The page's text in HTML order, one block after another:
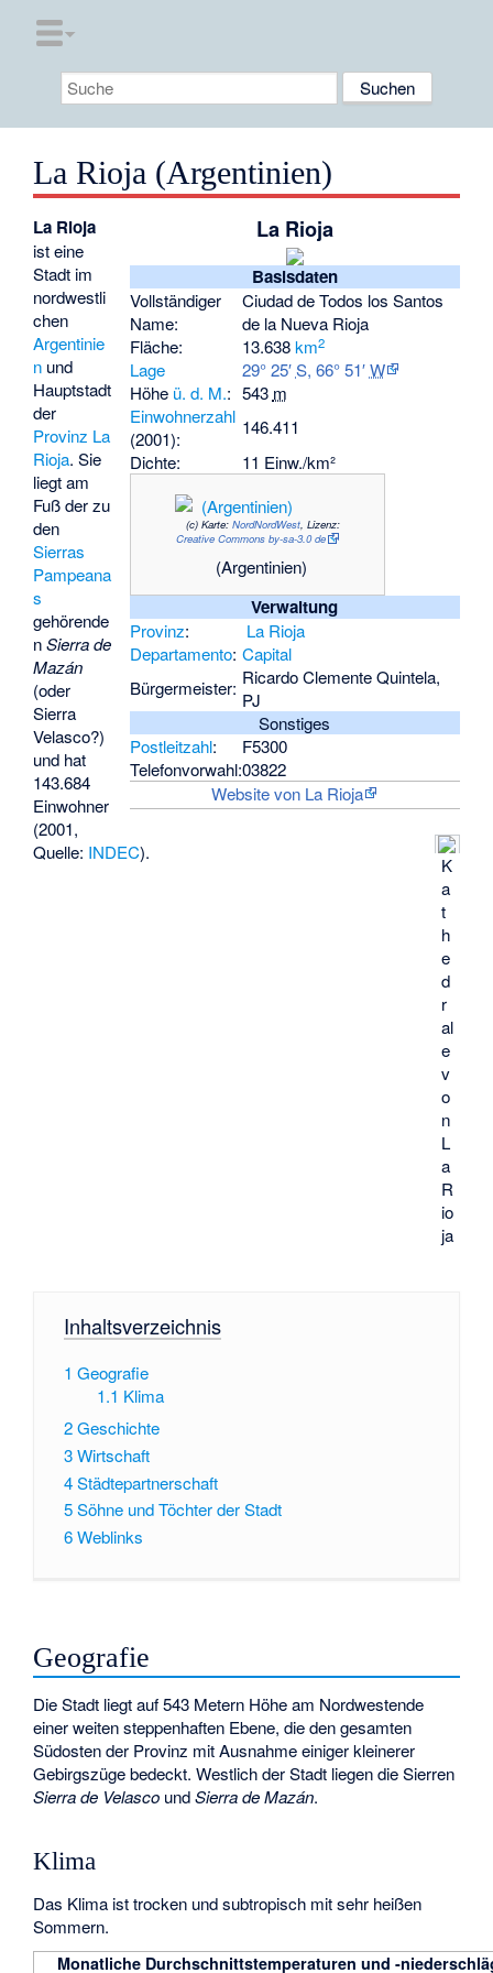
La Rioja (Argentinien)
La Rioja
Basisdaten
Vollständiger
Name:
Ciudad de Todos los Santos
de la Nueva Rioja
Fläche:
13.638km2
Lage 29° 25′S, 66° 51′W
Höhe ü. d. M.: 543 m
Einwohnerzahl
(2001):
146.411
Dichte:
11 Einw./km²
(c) Karte: NordNordWest, Lizenz:
Creative Commons by-sa-3.0 de
(Argentinien)
Verwaltung
Provinz:
La Rioja
Departamento: Capital
Bürgermeister: Ricardo Clemente Quintela,
PJ
Sonstiges
Postleitzahl:
F5300
Telefonvorwahl:03822
Website von La Rioja
K
a
t
h
e
d
r
al
e
v
o
n
L
a
R
io
ja
La Rioja
ist eine
Stadt im
nordwestli
chen
Argentinie
n und
Hauptstadt
der
Provinz La
Rioja. Sie
liegt am
Fuß der zu
den
Sierras
Pampeana
s
gehörende
nSierra de
Mazán
(oder
Sierra
Velasco?)
und hat
143.684
Einwohner
(2001,
Quelle: INDEC).
Inhaltsverzeichnis
1 Geografie
1.1 Klima
2Geschichte
3Wirtschaft
4Städtepartnerschaft
5Söhne und Töchter der Stadt
6Weblinks
Geografie
Die Stadt liegt auf 543 Metern Höhe am Nordwestende
einer weiten steppenhaften Ebene, die den gesamten
Südosten der Provinz mit Ausnahme einiger kleinerer
Gebirgszüge bedeckt. Westlich der Stadt liegen die Sierren
Sierra de Velasco undSierra de Mazán.
Klima
Das Klima ist trocken und subtropisch mit sehr heißen
Sommern.
Monatliche Durchschnittstemperaturen und -